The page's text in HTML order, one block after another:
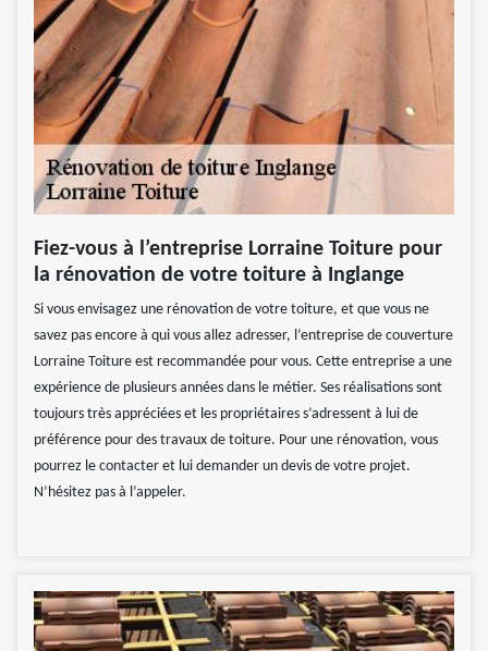
Fiez-vous à l’entreprise Lorraine Toiture pour
la rénovation de votre toiture à Inglange
Si vous envisagez une rénovation de votre toiture, et que vous ne
savez pas encore à qui vous allez adresser, l’entreprise de couverture
Lorraine Toiture est recommandée pour vous. Cette entreprise a une
expérience de plusieurs années dans le métier. Ses réalisations sont
toujours très appréciées et les propriétaires s’adressent à lui de
préférence pour des travaux de toiture. Pour une rénovation, vous
pourrez le contacter et lui demander un devis de votre projet.
N’hésitez pas à l’appeler.